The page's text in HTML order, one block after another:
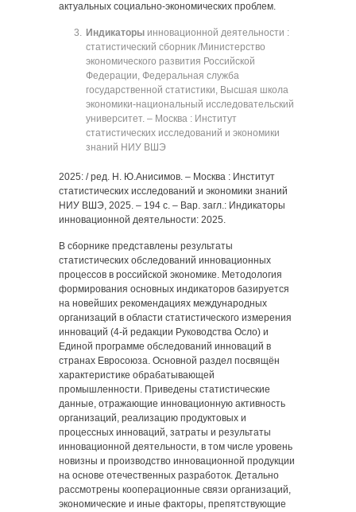
актуальных социально-экономических проблем.
Индикаторы инновационной деятельности :
статистический сборник /Министерство
экономического развития Российской
Федерации, Федеральная служба
государственной статистики, Высшая школа
экономики-национальный исследовательский
университет. ‒ Москва : Институт
статистических исследований и экономики
знаний НИУ ВШЭ
2025: / ред. Н. Ю.Анисимов. ‒ Москва : Институт
статистических исследований и экономики знаний
НИУ ВШЭ, 2025. ‒ 194 с. ‒ Вар. загл.: Индикаторы
инновационной деятельности: 2025.
В сборнике представлены результаты
статистических обследований инновационных
процессов в российской экономике. Методология
формирования основных индикаторов базируется
на новейших рекомендациях международных
организаций в области статистического измерения
инноваций (4-й редакции Руководства Осло) и
Единой программе обследований инноваций в
странах Евросоюза. Основной раздел посвящён
характеристике обрабатывающей
промышленности. Приведены статистические
данные, отражающие инновационную активность
организаций, реализацию продуктовых и
процессных инноваций, затраты и результаты
инновационной деятельности, в том числе уровень
новизны и производство инновационной продукции
на основе отечественных разработок. Детально
рассмотрены кооперационные связи организаций,
экономические и иные факторы, препятствующие